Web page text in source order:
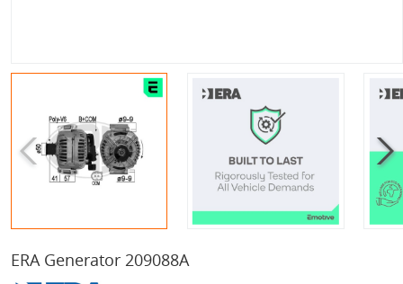
ERA Generator 209088A